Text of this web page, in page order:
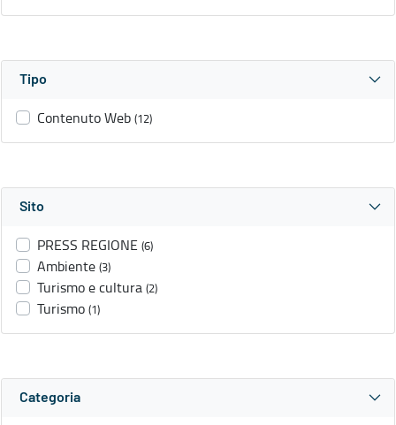
Tipo
Contenuto Web (12)
Sito
PRESS REGIONE (6)
Ambiente (3)
Turismo e cultura (2)
Turismo (1)
Categoria